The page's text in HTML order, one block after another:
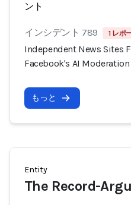
ント
インシデント 789 1 レポ
Independent News Sites
Facebook's AI
もっと
Entity
The Record-